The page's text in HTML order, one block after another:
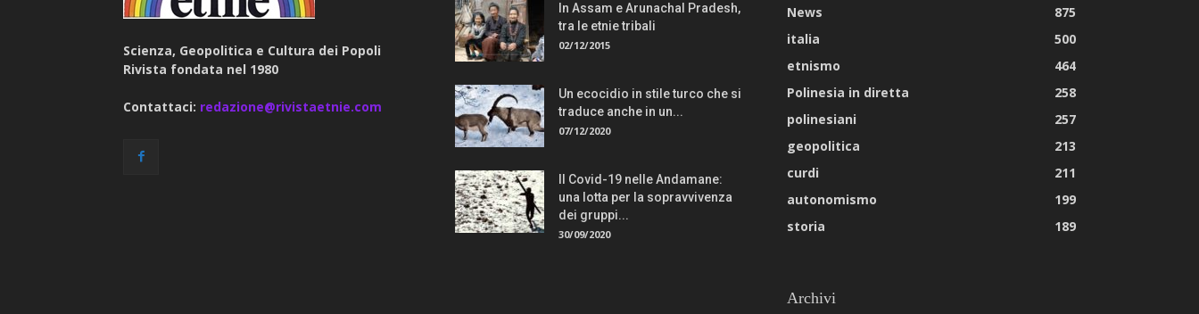
Scienza, Geopolitica e Cultura dei Popoli
Rivista fondata nel 1980
Contattaci: redazione@rivistaetnie.com
In Assam e Arunachal Pradesh,
tra le etnie tribali
02/12/2015
Un ecocidio in stile turco che si
traduce anche in un...
07/12/2020
Il Covid-19 nelle Andamane:
una lotta per la sopravvivenza
dei gruppi...
30/09/2020
News
875
italia
500
etnismo
464
Polinesia in diretta
258
polinesiani
257
geopolitica
213
curdi
211
autonomismo
199
storia
189
Archivi